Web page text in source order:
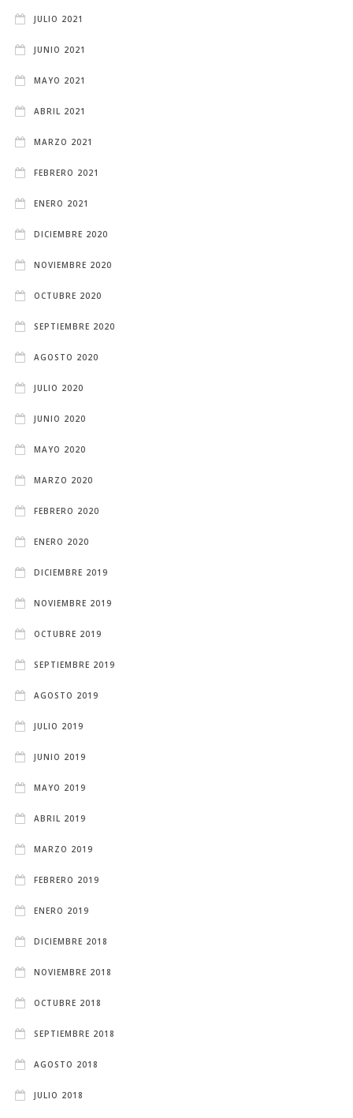
JULIO 2021
JUNIO 2021
MAYO 2021
ABRIL 2021
MARZO 2021
FEBRERO 2021
ENERO 2021
DICIEMBRE 2020
NOVIEMBRE 2020
OCTUBRE 2020
SEPTIEMBRE 2020
AGOSTO 2020
JULIO 2020
JUNIO 2020
MAYO 2020
MARZO 2020
FEBRERO 2020
ENERO 2020
DICIEMBRE 2019
NOVIEMBRE 2019
OCTUBRE 2019
SEPTIEMBRE 2019
AGOSTO 2019
JULIO 2019
JUNIO 2019
MAYO 2019
ABRIL 2019
MARZO 2019
FEBRERO 2019
ENERO 2019
DICIEMBRE 2018
NOVIEMBRE 2018
OCTUBRE 2018
SEPTIEMBRE 2018
AGOSTO 2018
JULIO 2018